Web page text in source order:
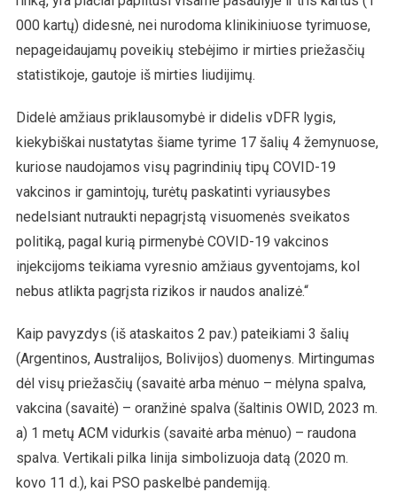
000 kartų) didesnė, nei nurodoma klinikiniuose tyrimuose,
nepageidaujamų poveikių stebėjimo ir mirties priežasčių
statistikoje, gautoje iš mirties liudijimų.
Didelė amžiaus priklausomybė ir didelis vDFR lygis,
kiekybiškai nustatytas šiame tyrime 17 šalių 4 žemynuose,
kuriose naudojamos visų pagrindinių tipų COVID-19
vakcinos ir gamintojų, turėtų paskatinti vyriausybes
nedelsiant nutraukti nepagrįstą visuomenės sveikatos
politiką, pagal kurią pirmenybė COVID-19 vakcinos
injekcijoms teikiama vyresnio amžiaus gyventojams, kol
nebus atlikta pagrįsta rizikos ir naudos analizė.“
Kaip pavyzdys (iš ataskaitos 2 pav.) pateikiami 3 šalių
(Argentinos, Australijos, Bolivijos) duomenys. Mirtingumas
dėl visų priežasčių (savaitė arba mėnuo – mėlyna spalva,
vakcina (savaitė) – oranžinė spalva (šaltinis OWID, 2023 m.
a) 1 metų ACM vidurkis (savaitė arba mėnuo) – raudona
spalva. Vertikali pilka linija simbolizuoja datą (2020 m.
kovo 11 d.), kai PSO paskelbė pandemiją.